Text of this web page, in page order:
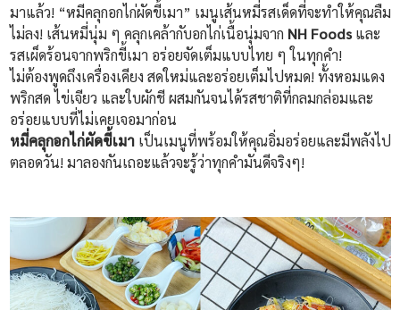
มาแล้ว! “หมีคลุกอกไก่ผัดขี้เมา” เมนูเส้นหมี่รสเด็ดที่จะทำให้คุณลืม
ไม่ลง! เส้นหมี่นุ่ม ๆ คลุกเคล้ากับอกไก่เนื้อนุ่มจาก NH Foodsและ
รสเผ็ดร้อนจากพริกขี้เมา อร่อยจัดเต็มแบบไทย ๆ ในทุกคำ!
ไม่ต้องพูดถึงเครื่องเคียง สดใหม่และอร่อยเต็มไปหมด! ทั้งหอมแดง
พริกสด ไข่เจียว และใบผักชี ผสมกันจนได้รสชาติที่กลมกล่อมและ
อร่อยแบบที่ไม่เคยเจอมาก่อน
หมี่คลุกอกไก่ผัดขี้เมาเป็นเมนูที่พร้อมให้คุณอิ่มอร่อยและมีพลังไป
ตลอดวัน! มาลองกันเถอะแล้วจะรู้ว่าทุกคำมันดีจริงๆ!